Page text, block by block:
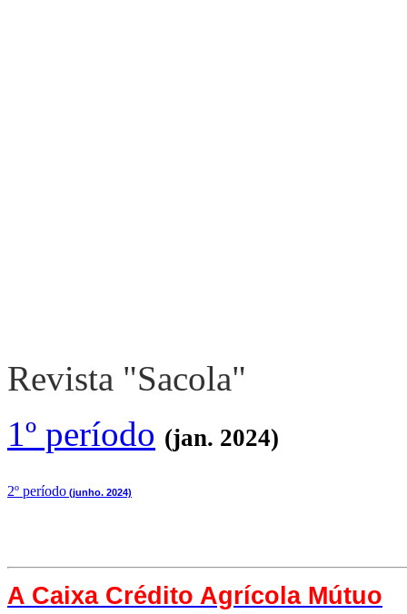
Revista "Sacola"
1º período (jan. 2024)
2º período (junho. 2024)
A Caixa Crédito Agrícola Mútuo